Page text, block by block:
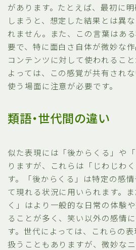
があります。たとえば、最初に
しまうと、想定した結果とは異
れません。また、この言葉はあ
要で、特に面白さ自体が微妙な
コンテンツに対して使われるこ
よっては、この感覚が共有されな
使う場面に注意が必要です。
類語・世代間の違い
似た表現には「後からくる」や
りますが、これらは「じわじわ
す。「後からくる」は特定の感
て現れる状況に用いられます。
く」はより一般的な日常の体験
ることが多く、笑い以外の感情
す。世代によっては、これらの
扱うこともありますが、微妙な